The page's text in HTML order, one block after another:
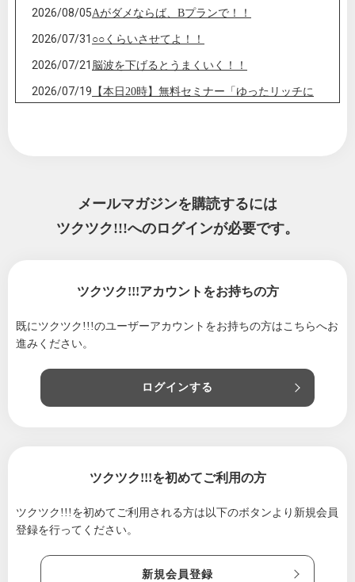
2026/08/05Aがダメならば、Bプランで！！
2026/07/31 ○○くらいさせてよ！！
2026/07/21 脳波を下げるとうまくいく！！
2026/07/19 【本日20時】無料セミナー「ゆったリッチに
実験中！！
2026/07/11【お金の引き寄せ】出せば入ってくるって本
化」
タロットで紐解く♪
2026/06/09
い！ 変化に備えます♪
2026/06/04「当てる占い」は、もう卒業！ 鑑定結果を
上手に活用しよう♪
2026/06/01【無料セミナー】まさかの予言が現実化！？
｜オンラインショップリニューアル記念無料
メールマガジンを購読するには
ツクツク!!!へのログインが必要です。
ツクツク!!!アカウントをお持ちの方
既にツクツク!!!のユーザーアカウントをお持ちの方はこちらへお
進みください。
ログインする
ツクツク!!!を初めてご利用の方
ツクツク!!!を初めてご利用される方は 以下のボタンより新規会員
登録を行ってください。
新規会員登録